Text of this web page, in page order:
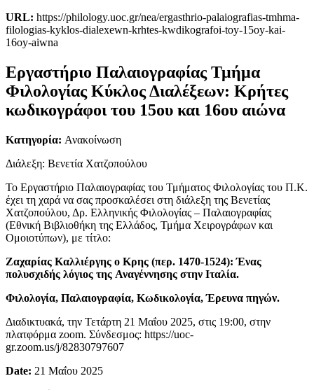
URL: https://philology.uoc.gr/nea/ergasthrio-palaiografias-tmhma-
filologias-kyklos-dialexewn-krhtes-kwdikografoi-toy-15oy-kai-
16oy-aiwna
Εργαστήριο Παλαιογραφίας Τμήμα
Φιλολογίας Κύκλος Διαλέξεων: Κρήτες
κωδικογράφοι του 15ου και 16ου αιώνα
Κατηγορία: Ανακοίνωση
Διάλεξη: Βενετία Χατζοπούλου
Το Εργαστήριο Παλαιογραφίας του Τμήματος Φιλολογίας του Π.Κ.
έχει τη χαρά να σας προσκαλέσει στη διάλεξη της Βενετίας
Χατζοπούλου, Δρ. Ελληνικής Φιλολογίας – Παλαιογραφίας
(Εθνική Βιβλιοθήκη της Ελλάδος, Τμήμα Χειρογράφων και
Ομοιοτύπων), με τίτλο:
Ζαχαρίας Καλλιέργης ο Κρης (περ. 1470-1524):Ένας
πολυσχιδής λόγιος της Αναγέννησης στην Ιταλία.
Φιλολογία, Παλαιογραφία, Κωδικολογία,Έρευνα πηγών.
Διαδικτυακά, την Τετάρτη 21 Μαΐου 2025, στις 19:00, στην
πλατφόρμα zoom. Σύνδεσμος: https://uoc-
gr.zoom.us/j/82830797607
Date: 21 Μαΐου 2025